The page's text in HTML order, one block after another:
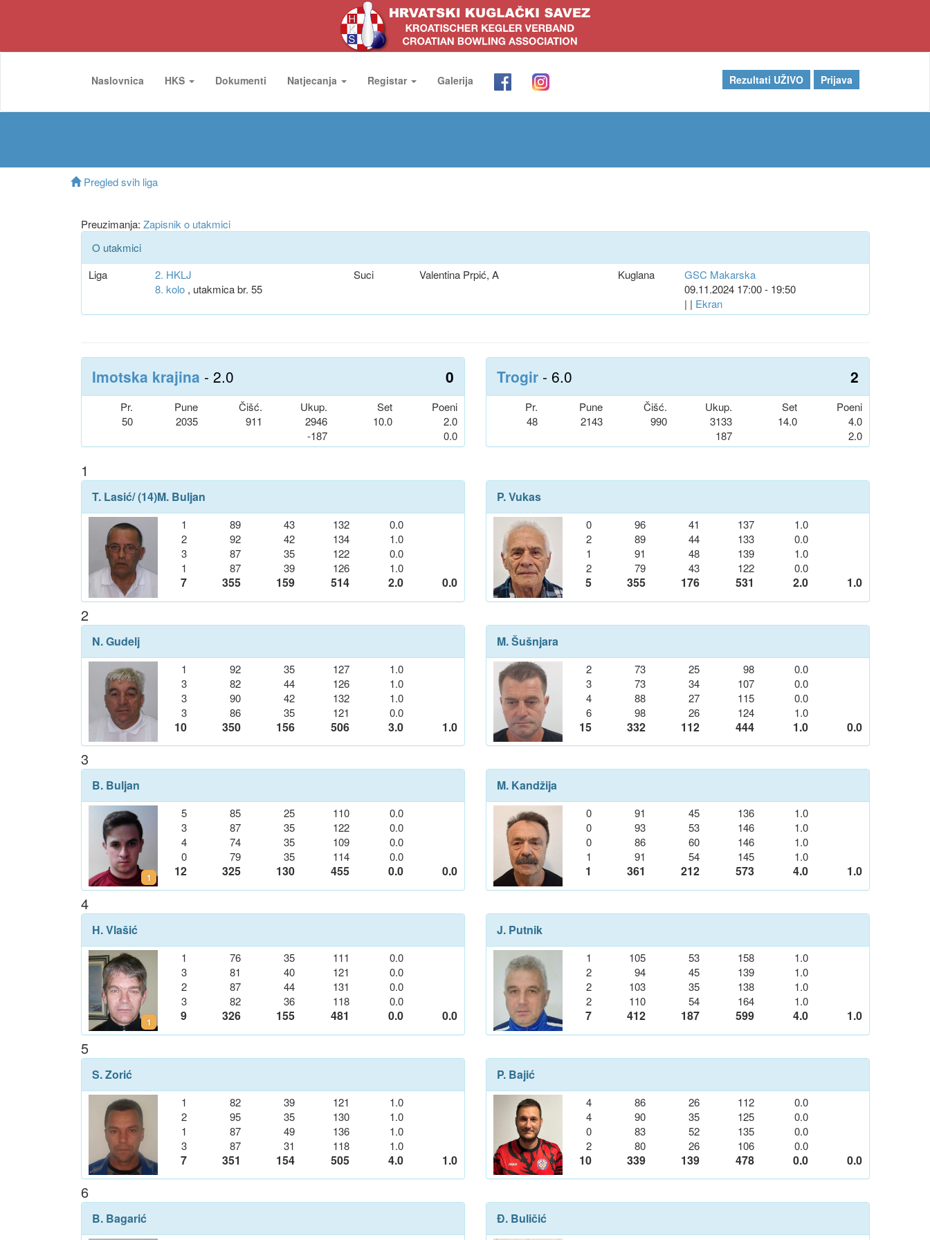
Naslovnica HKS Dokumenti Natjecanja Registar Galerija Rezultati UŽIVO Prijava
Pregled svih liga
Preuzimanja: Zapisnik o utakmici
O utakmici
Liga
2. HKLJ
8. kolo, utakmica br. 55
Suci Valentina Prpić, A Kuglana
GSC Makarska
09.11.2024 17:00 - 19:50
| | Ekran
Imotska krajina - 2.0 0
Pr. Pune Čišć. Ukup. Set
Poeni
50
2035 911
2946
-187
10.0
2.0
0.0
Trogir - 6.0 2
Pr. Pune Čišć. Ukup. Set
Poeni
48
2143 990
3133
187
14.0
4.0
2.0
1
T. Lasić/ (14)M. Buljan
1 89 43 132
0.0
2
92 42 134
1.0
3
87 35 122
0.0
1
87 39 126 1.0
7 355 159 514 2.0 0.0
P. Vukas
0 96 41 137
1.0
2
89 44 133
0.0
1
91 48 139
1.0
2
79 43 122 0.0
5 355 176 531 2.0 1.0
2
N. Gudelj
1 92 35 127
1.0
3
82 44 126
1.0
3
90 42 132
1.0
3
86 35 121 0.0
10 350 156 506 3.0 1.0
M. Šušnjara
2 73 25 98
0.0
3
73 34 107
0.0
4
88 27 115
0.0
6
98 26 124 1.0
15 332 112 444 1.0 0.0
3
B. Buljan
1
5 85 25 110
0.0
3
87 35 122
0.0
4
74 35 109
0.0
0
79 35 114 0.0
12 325 130 455 0.0 0.0
M. Kandžija
0 91 45 136
1.0
0
93 53 146
1.0
0
86 60 146
1.0
1
91 54 145 1.0
1 361 212 573 4.0 1.0
4
H. Vlašić
1
1 76 35 111
0.0
3
81 40 121
0.0
2
87 44 131
0.0
3
82 36 118 0.0
9 326 155 481 0.0 0.0
J. Putnik
1 105 53 158
1.0
2
94 45 139
1.0
2
103 35 138
1.0
2
110 54 164 1.0
7 412 187 599 4.0 1.0
5
S. Zorić
1 82 39 121
1.0
2
95 35 130
1.0
1
87 49 136
1.0
3
87 31 118 1.0
7 351 154 505 4.0 1.0
P. Bajić
4 86 26 112
0.0
4
90 35 125
0.0
0
83 52 135
0.0
2
80 26 106 0.0
10 339 139 478 0.0 0.0
6
B. Bagarić Đ. Buličić